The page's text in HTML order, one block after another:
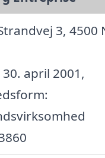
3, 4500
april 2001,